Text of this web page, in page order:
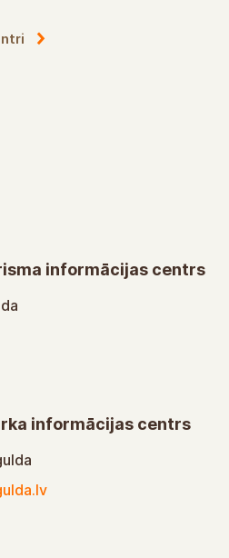
informācijas centrs
informācijas centrs